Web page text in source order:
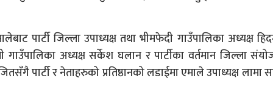
पार्टी जिल्ला उपाध्यक्ष तथा भीमफेदी गाउँपालिका अध्यक्ष
गाउँपालिका अध्यक्ष सर्केश घलान र पार्टीका वर्तमान जिल्ला
पार्टी र नेताहरुको प्रतिष्ठानको लडाईमा एमाले उपाध्यक्ष लामा